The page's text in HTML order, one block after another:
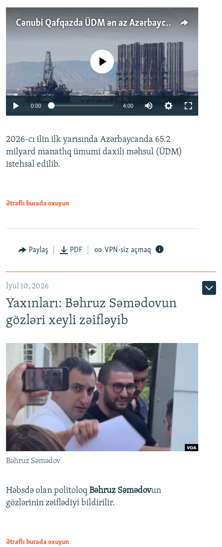
Cənubi Qafqazda ÜDM ən az Azərbaycanda artır: Qonşuları niyə Bakını qabaqlaya bilir?
Auto 240p 360p 480p
No media source currently available
0:00 4:00
360p
480p
2026-cı ilin ilk yarısında Azərbaycanda 65.2
milyard manatlıq ümumi daxili məhsul (ÜDM)
istehsal edilib.
Ətraflı burada oxuyun
Paylaş PDF VPN-siz açmaq
İyul 10, 2026
Yaxınları: Bəhruz Səmədovun
gözləri xeyli zəifləyib
Bəhruz Səmədov
Həbsdə olan politoloq Bəhruz Səmədovun
gözlərinin zəiflədiyi bildirilir.
Ətraflı burada oxuyun